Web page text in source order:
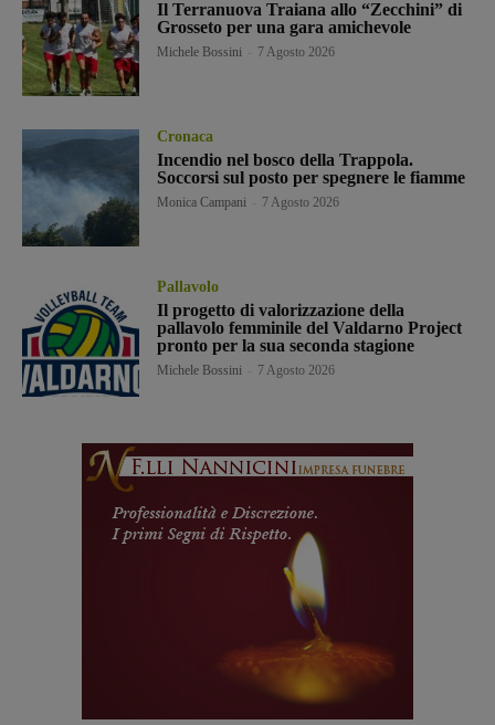
Il Terranuova Traiana allo “Zecchini” di
Grosseto per una gara amichevole
Michele Bossini 7 Agosto 2026
Cronaca
Incendio nel bosco della Trappola.
Soccorsi sul posto per spegnere le fiamme
Monica Campani 7 Agosto 2026
Pallavolo
Il progetto di valorizzazione della
pallavolo femminile del Valdarno Project
pronto per la sua seconda stagione
Michele Bossini 7 Agosto 2026